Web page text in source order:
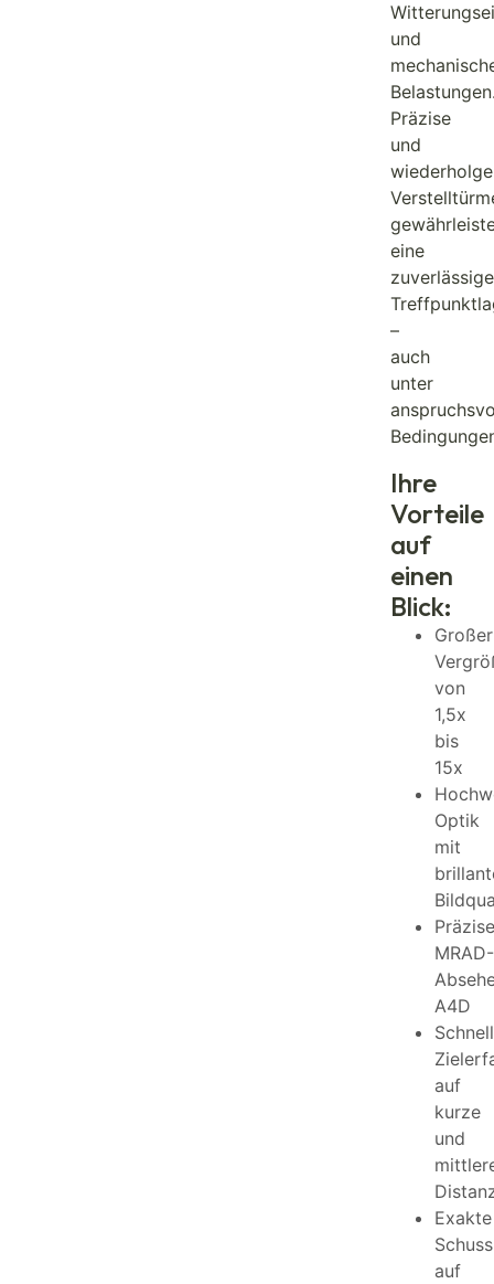
und
Präzise
und
eine
zuverlässige
–
auch
unter
Ihre
Vorteile
auf
einen
Blick:
Großer
von
1,5x
bis
15x
Optik
mit
MRAD-
A4D
auf
kurze
und
Exakte
auf